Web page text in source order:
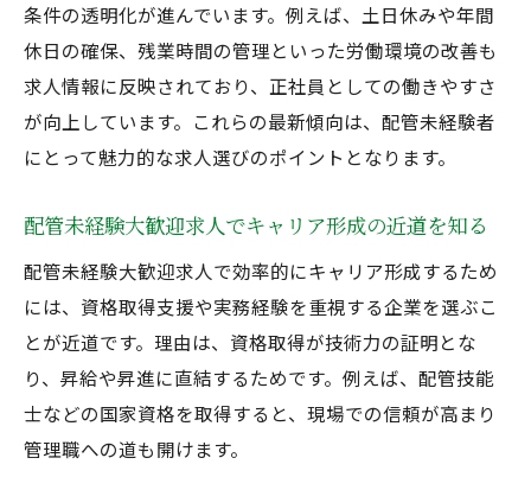
条件の透明化が進んでいます。例えば、土日休みや年間
休日の確保、残業時間の管理といった労働環境の改善も
求人情報に反映されており、正社員としての働きやすさ
が向上しています。これらの最新傾向は、配管未経験者
にとって魅力的な求人選びのポイントとなります。
配管未経験大歓迎求人でキャリア形成の近道を知る
配管未経験大歓迎求人で効率的にキャリア形成するため
には、資格取得支援や実務経験を重視する企業を選ぶこ
とが近道です。理由は、資格取得が技術力の証明とな
り、昇給や昇進に直結するためです。例えば、配管技能
士などの国家資格を取得すると、現場での信頼が高まり
管理職への道も開けます。